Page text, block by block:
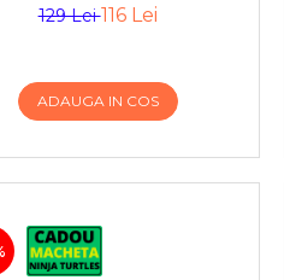
129 Lei116 Lei
ADAUGA IN COS